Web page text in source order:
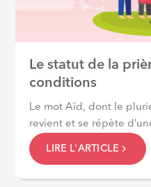
Le statut de la
conditions
Le mot Aïd, dont le
revient et se répète
LIRE L'ARTICLE